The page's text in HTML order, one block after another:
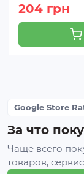
204 грн
Google Store
За что
Чаще всего
товаров,